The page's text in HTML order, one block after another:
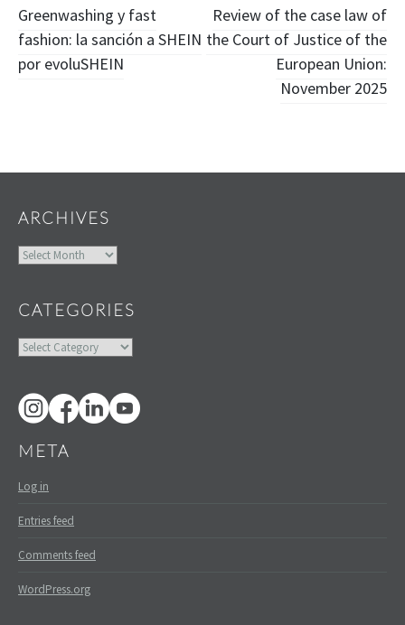
Post
navigation
Greenwashing y fast
fashion: la sanción a SHEIN
por evoluSHEIN
Review of the case law of
the Court of Justice of the
European Union:
November 2025
ARCHIVES
Archives
CATEGORIES
Categories
META
Log in
Entries feed
Comments feed
WordPress.org